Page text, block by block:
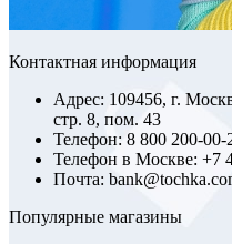
Контактная информация
Адрес: 109456, г.
стр. 8, пом. 43
Телефон: 8 800 200-00-
Телефон в Москве: +7
Почта:
Популярные магазины